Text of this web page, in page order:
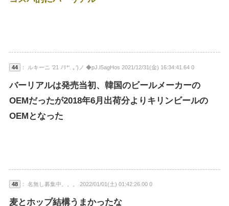
44 ： ルキーニ ’21 ﾉﾘ*‘. ｡‘)ノ ◆pJ.I5agHos 2021/12/31(金) 16:34:41.64 0
バーリアルは発売当初、韓国のビールメーカーの
OEMだったが2018年6月出荷分よりキリンビールの
OEMとなった
48 ： 名無し募集中。。。 2022/01/01(土) 01:42:26.00 0
麦とホップ結構うまかったな